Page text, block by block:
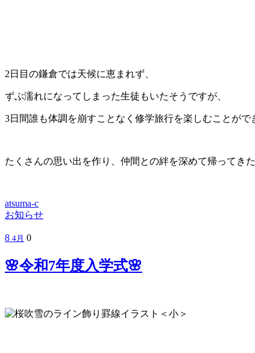
2日目の鎌倉では天候に恵まれず、
ずぶ濡れになってしまった生徒もいたそうですが、
3日間誰も体調を崩すことなく修学旅行を楽しむことがで
たくさんの思い出を作り、仲間との絆を深めて帰ってき
atsuma-c
お知らせ
8 4月 0
🌸令和7年度入学式🌸